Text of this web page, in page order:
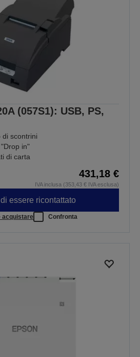
(057S1): USB, PS,
di scontrini
in"
di carta
431,18 €
IVA inclusa (353,43 € IVA esclusa)
essere ricontattato
acquistare Confronta